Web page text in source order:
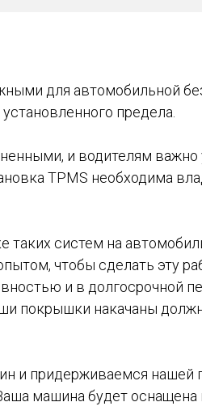
для автомобильной
предела.
и водителям важно
TPMS необходима
систем на
чтобы сделать эту
и в долгосрочной
покрышки накачаны
и придерживаемся
машина будет